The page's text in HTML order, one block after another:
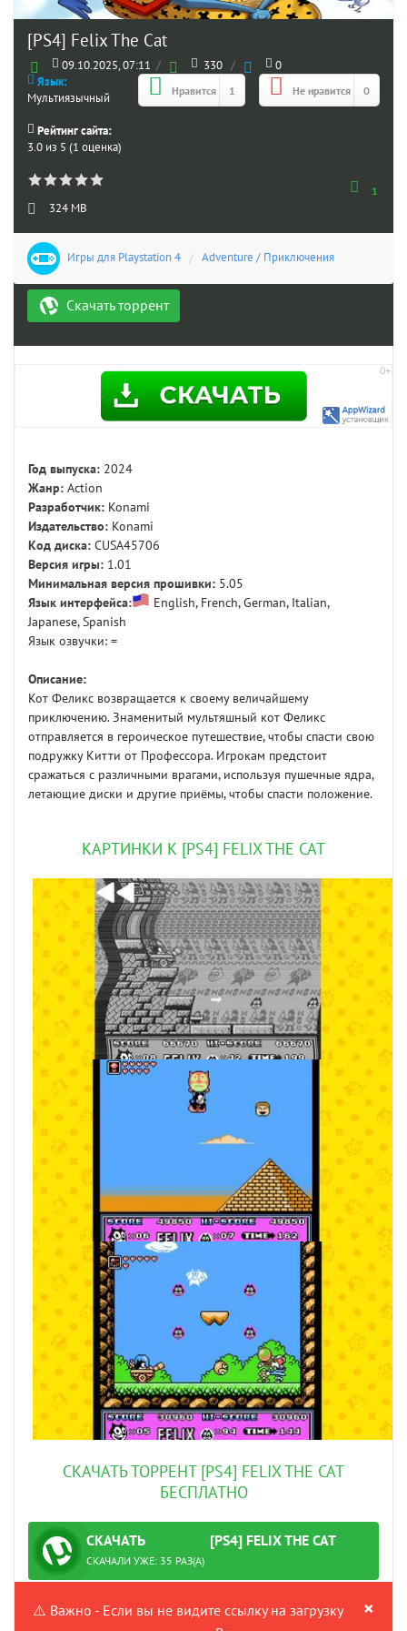
[PS4] Felix The Cat
09.10.2025, 07:11 / 330 / 0
Нравится 1 Не нравится 0
Язык:
Мультиязычный
Рейтинг сайта:
3.0 из 5 (1 оценка)
1
324 MB
Игры для Playstation 4 / Adventure / Приключения
Скачать торрент
Год выпуска: 2024
Жанр: Action
Разработчик: Konami
Издательство: Konami
Код диска: CUSA45706
Версия игры: 1.01
Минимальная версия прошивки: 5.05
Язык интерфейса:
English, French, German, Italian,
Japanese, Spanish
Язык озвучки: =
Описание:
Кот Феликс возвращается к своему величайшему
приключению. Знаменитый мультяшный кот Феликс
отправляется в героическое путешествие, чтобы спасти свою
подружку Китти от Профессора. Игрокам предстоит
сражаться с различными врагами, используя пушечные ядра,
летающие диски и другие приёмы, чтобы спасти положение.
КАРТИНКИ К [PS4] FELIX THE CAT
СКАЧАТЬ ТОРРЕНТ [PS4] FELIX THE CAT
БЕСПЛАТНО
СКАЧАТЬ
ТОРРЕНТ
[PS4] FELIX THE CAT
ПРОВЕРЕНО СКАЧАЛИ УЖЕ: 35 РАЗ(А)
×
⚠️ Важно - Если вы не видите ссылку на загрузку